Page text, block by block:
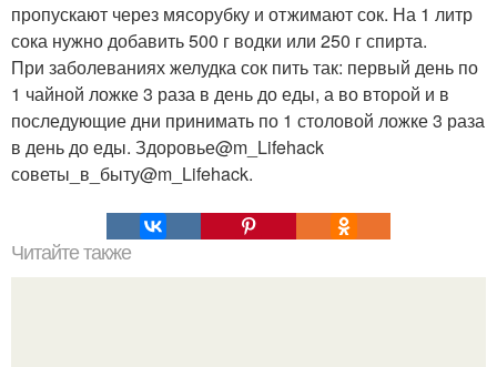
пропускают через мясорубку и отжимают сок. На 1 литр
сока нужно добавить 500 г водки или 250 г спирта.
При заболеваниях желудка сок пить так: первый день по
1 чайной ложке 3 раза в день до еды, а во второй и в
последующие дни принимать по 1 столовой ложке 3 раза
в день до еды. Здоровье@m_Lifehack
советы_в_быту@m_Lifehack.
Читайте также